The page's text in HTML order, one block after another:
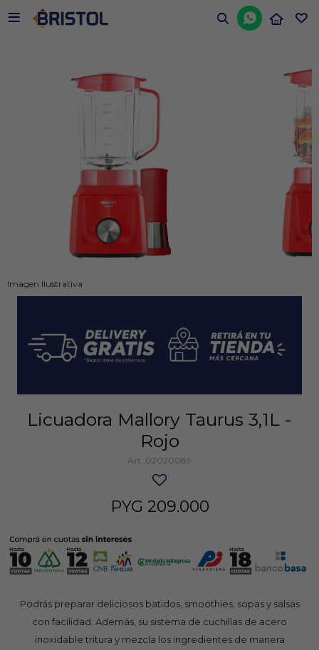


Imagen Ilustrativa
Licuadora Mallory Taurus 3,1L -
Rojo
02020089
PYG 209.000
Podrás preparar deliciosos batidos, smoothies, sopas y salsas
con facilidad. Además, su sistema de cuchillas de acero
inoxidable tritura y mezcla los ingredientes de manera